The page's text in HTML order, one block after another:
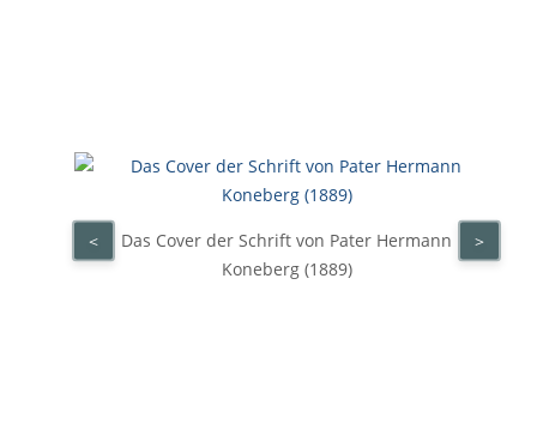
Das Cover der Schrift von Pater Hermann
Koneberg (1889)
< >